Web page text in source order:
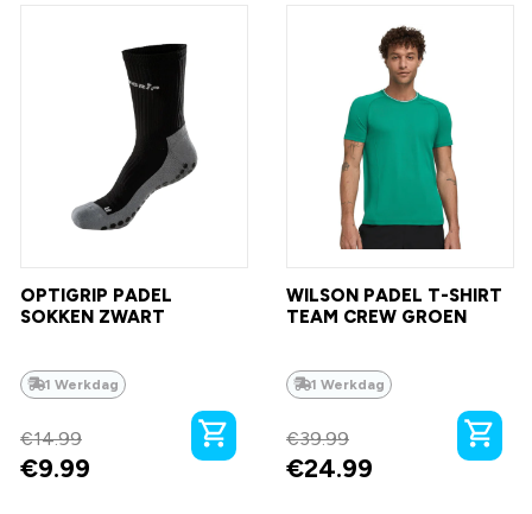
OPTIGRIP PADEL
SOKKEN ZWART
1 Werkdag
€14.99
€9.99
WILSON PADEL T-SHIRT
TEAM CREW GROEN
1 Werkdag
€39.99
€24.99